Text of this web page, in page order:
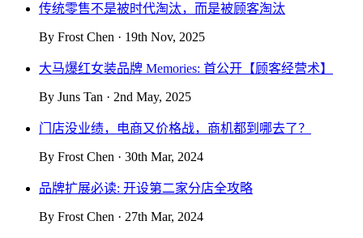
传统零售不是被时代淘汰，而是被顾客淘汰
By Frost Chen · 19th Nov, 2025
大马爆红女装品牌 Memories: 首公开【顾客经营术】
By Juns Tan · 2nd May, 2025
门店没业绩，电商又价格战，商机都到哪去了？
By Frost Chen · 30th Mar, 2024
品牌扩展必读: 开设第二家分店全攻略
By Frost Chen · 27th Mar, 2024